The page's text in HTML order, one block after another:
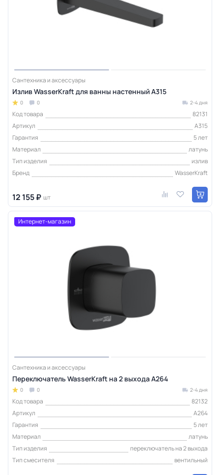
Сантехника и аксессуары
Излив WasserKraft для ванны настенный A315
0 0 2-4 дня
Код товара
82131
Артикул
A315
Гарантия
5 лет
Материал
латунь
Тип изделия
излив
Бренд
WasserKraft
12 155 ₽ шт
Интернет-магазин
Сантехника и аксессуары
Переключатель WasserKraft на 2 выхода A264
0 0 2-4 дня
Код товара
82132
Артикул
A264
Гарантия
5 лет
Материал
латунь
Тип изделия
переключатель на 2 выхода
Тип смесителя
вентильный